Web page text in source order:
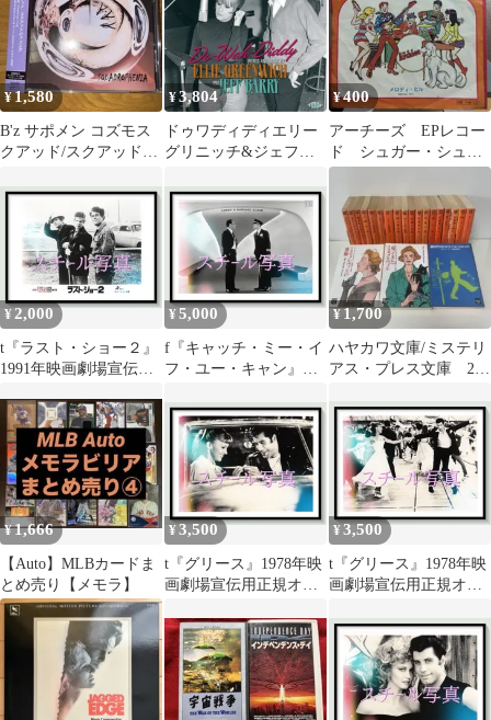
ッチ ジェフ・ブリッジ
ス シビル・シェパード
ティモシー・ボトムズ
アニー・ポッツ
ラヴォルタ オリヴィ
ア・ニュートン＝ジョ
ン ジェフ・コナウェイ
ストッカード・チャニ
ング
¥1,580
B'z サポメン コズモス
クアッド/スクアッドロ
¥3,804
ドゥワディディエリー
グリニッチ&ジェフバ
イズ,ニルソン,シャング
リラズ,レスリーゴー
ア,■d8449-10218-CD-
2451
¥400
アーチーズ EPレコー
ド シュガー・シュガ
ー／メロディ・ヒル
¥2,000
t『ラスト・ショー２』
1991年映画劇場宣伝用
ル写真 pt005298 ピ
ーター・ボグダノヴィ
ッチ ジェフ・ブリッジ
ス シビル・シェパード
ティモシー・ボトムズ
アニー・ポッツ
¥5,000
f『キャッチ・ミー・イ
フ・ユー・キャン』
正規オリジナルスチー
ル写真 fu002043 ス
ティーヴン・スピルバ
ーグ フランク・Ｗ・ア
バグネイル レオナル
ド・ディカプリオ ト
ム・ハンクス クリスト
ファー・ウォーケン マ
ーティン・シーン
¥1,700
ハヤカワ文庫/ミステリ
アス・プレス文庫 21
¥1,666
【Auto】MLBカードま
とめ売り【メモラ】
¥3,500
t『グリース』1978年映
画劇場宣伝用正規オリ
pt006739 ランダル・
クレイザー ジョン・ト
ラヴォルタ オリヴィ
ア・ニュートン＝ジョ
ン ジェフ・コナウェイ
¥3,500
t『グリース』1978年映
画劇場宣伝用正規オリ
pt006740 ランダル・
クレイザー ジョン・ト
ラヴォルタ オリヴィ
ア・ニュートン＝ジョ
ン ジェフ・コナウェイ